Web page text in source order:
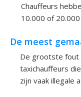
Chauffeurs
10.000 of 20.000
De meest
De grootste fout
taxichauffeurs
zijn vaak illegale